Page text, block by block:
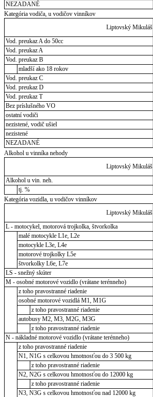
NEZADANÉ
Kategória vodiča, u vodičov vinníkov
Liptovský Mikuláš
Vod. preukaz A do 50cc
Vod. preukaz A
Vod. preukaz B
mladší ako 18 rokov
Vod. preukaz C
Vod. preukaz D
Vod. preukaz T
Bez príslušného VO
ostatní vodiči
nezistené, vodič ušiel
nezistené
NEZADANÉ
Alkohol u vinníka nehody
Liptovský Mikuláš
Alkohol u vin. neh.
tj. %
Kategória vozidla, u vodičov vinníkov
Liptovský Mikuláš
L - motocykel, motorová trojkolka, štvorkolka
malé motocykle L1e, L2e
motocykle L3e, L4e
motorové trojkolky L5e
štvorkolky L6e, L7e
LS - snežný skúter
M - osobné motorové vozidlo (vrátane terénneho)
z toho pravostranné riadenie
osobné motorové vozidlá M1, M1G
z toho pravostranné riadenie
autobusy M2, M3, M2G, M3G
z toho pravostranné riadenie
N - nákladné motorové vozidlo (vrátane terénneho)
z toho pravostranné riadenie
N1, N1G s celkovou hmotnosťou do 3 500 kg
z toho pravostranné riadenie
N2, N2G s celkovou hmotnosťou do 12000 kg
z toho pravostranné riadenie
N3, N3G s celkovou hmotnosťou nad 12000 kg